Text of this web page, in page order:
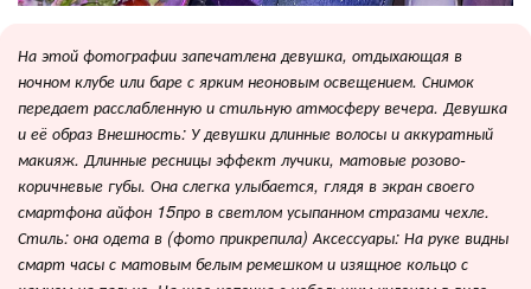
На этой фотографии запечатлена девушка, отдыхающая в
ночном клубе или баре с ярким неоновым освещением. Снимок
передает расслабленную и стильную атмосферу вечера. Девушка
и её образ Внешность: У девушки длинные волосы и аккуратный
макияж. Длинные ресницы эффект лучики, матовые розово-
коричневые губы. Она слегка улыбается, глядя в экран своего
смартфона айфон 15про в светлом усыпанном стразами чехле.
Стиль: она одета в (фото прикрепила) Аксессуары: На руке видны
смарт часы с матовым белым ремешком и изящное кольцо с